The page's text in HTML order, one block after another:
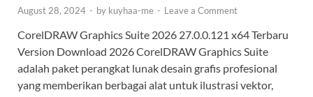
August 28, 2024 - by kuyhaa-me - Leave a Comment
CorelDRAW Graphics Suite 2026 27.0.0.121 x64 Terbaru
Version Download 2026 CorelDRAW Graphics Suite
adalah paket perangkat lunak desain grafis profesional
yang memberikan berbagai alat untuk ilustrasi vektor,